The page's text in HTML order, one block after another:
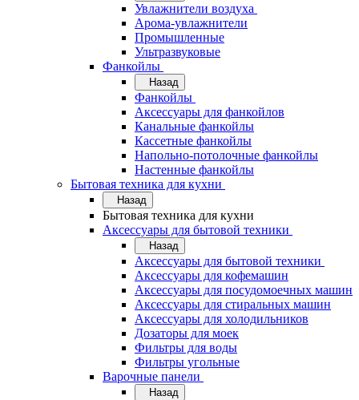
Увлажнители воздуха
Арома-увлажнители
Промышленные
Ультразвуковые
Фанкойлы
Назад
Фанкойлы
Аксессуары для фанкойлов
Канальные фанкойлы
Кассетные фанкойлы
Напольно-потолочные фанкойлы
Настенные фанкойлы
Бытовая техника для кухни
Назад
Бытовая техника для кухни
Аксессуары для бытовой техники
Назад
Аксессуары для бытовой техники
Аксессуары для кофемашин
Аксессуары для посудомоечных машин
Аксессуары для стиральных машин
Аксессуары для холодильников
Дозаторы для моек
Фильтры для воды
Фильтры угольные
Варочные панели
Назад